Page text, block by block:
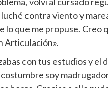
contra viento y
lo que me propuse. Creo
Articulación».
con tus estudios y el
soy